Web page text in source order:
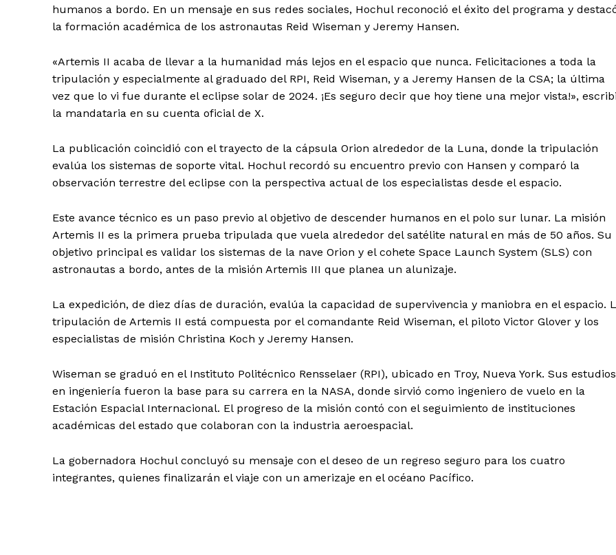
humanos a bordo. En un mensaje en sus redes sociales, Hochul reconoció el éxito del programa y
la formación académica de los astronautas Reid Wiseman y Jeremy Hansen.
«Artemis II acaba de llevar a la humanidad más lejos en el espacio que nunca. Felicitaciones a toda la
tripulación y especialmente al graduado del RPI, Reid Wiseman, y a Jeremy Hansen de la CSA; la última
vez que lo vi fue durante el eclipse solar de 2024. ¡Es seguro decir que hoy tiene una mejor vista!»,
la mandataria en su cuenta oficial de X.
La publicación coincidió con el trayecto de la cápsula Orion alrededor de la Luna, donde la tripulación
evalúa los sistemas de soporte vital. Hochul recordó su encuentro previo con Hansen y comparó la
observación terrestre del eclipse con la perspectiva actual de los especialistas desde el espacio.
Este avance técnico es un paso previo al objetivo de descender humanos en el polo sur lunar. La misión
Artemis II es la primera prueba tripulada que vuela alrededor del satélite natural en más de 50 años. Su
objetivo principal es validar los sistemas de la nave Orion y el cohete Space Launch System (SLS) con
astronautas a bordo, antes de la misión Artemis III que planea un alunizaje.
La expedición, de diez días de duración, evalúa la capacidad de supervivencia y maniobra en el espacio.
tripulación de Artemis II está compuesta por el comandante Reid Wiseman, el piloto Victor Glover y los
especialistas de misión Christina Koch y Jeremy Hansen.
Wiseman se graduó en el Instituto Politécnico Rensselaer (RPI), ubicado en Troy, Nueva York. Sus estudios
en ingeniería fueron la base para su carrera en la NASA, donde sirvió como ingeniero de vuelo en la
Estación Espacial Internacional. El progreso de la misión contó con el seguimiento de instituciones
académicas del estado que colaboran con la industria aeroespacial.
La gobernadora Hochul concluyó su mensaje con el deseo de un regreso seguro para los cuatro
integrantes, quienes finalizarán el viaje con un amerizaje en el océano Pacífico.